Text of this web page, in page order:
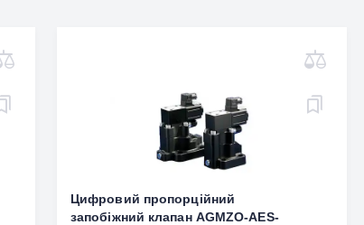
Цифровий пропорційний
запобіжний клапан AGMZO-AES-